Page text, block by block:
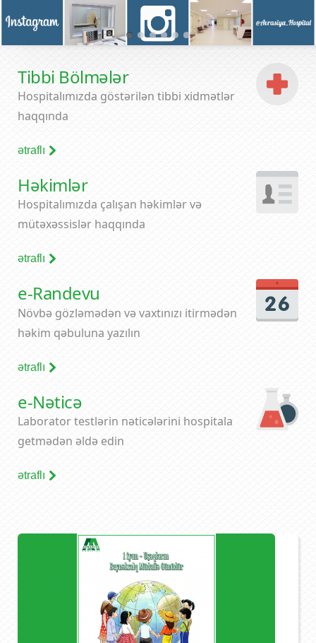
Tibbi Bölmələr
Hospitalımızda göstərilən tibbi xidmətlər
haqqında
ətraflı
Həkimlər
Hospitalımızda çalışan həkimlər və
mütəxəssislər haqqında
ətraflı
e-Randevu
Növbə gözləmədən və vaxtınızı itirmədən
həkim qəbuluna yazılın
ətraflı
e-Nəticə
Laborator testlərin nəticələrini hospitala
getmədən əldə edin
ətraflı